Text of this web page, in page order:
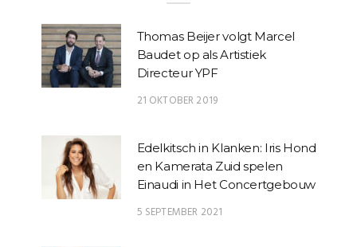
Thomas Beijer volgt Marcel
Baudet op als Artistiek
Directeur YPF
21 OKTOBER 2019
Edelkitsch in Klanken: Iris Hond
en Kamerata Zuid spelen
Einaudi in Het Concertgebouw
5 SEPTEMBER 2021